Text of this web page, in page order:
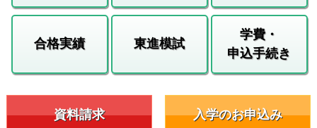
合格実績 東進模試
学費・
申込手続き
資料請求 入学のお申込み